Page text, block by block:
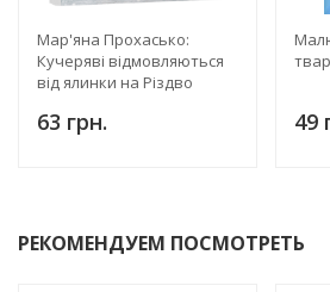
Мар'яна Прохасько:
Кучеряві відмовляються
від ялинки на Різдво
63 грн. 49
РЕКОМЕНДУЕМ ПОСМОТРЕТЬ